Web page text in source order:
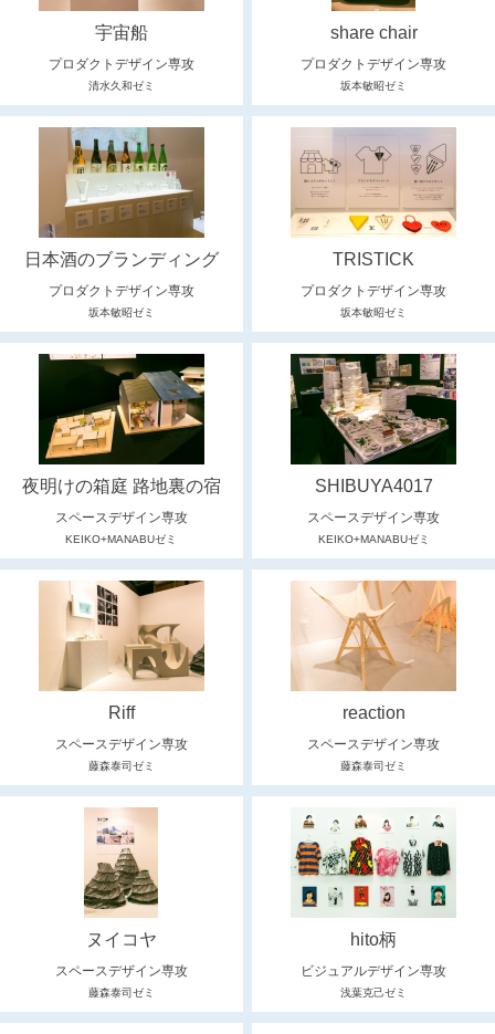
宇宙船
プロダクトデザイン専攻
清水久和ゼミ
share chair
プロダクトデザイン専攻
坂本敏昭ゼミ
日本酒のブランディング
プロダクトデザイン専攻
坂本敏昭ゼミ
TRISTICK
プロダクトデザイン専攻
坂本敏昭ゼミ
夜明けの箱庭 路地裏の宿
スペースデザイン専攻
KEIKO+MANABUゼミ
SHIBUYA4017
スペースデザイン専攻
KEIKO+MANABUゼミ
Riff
スペースデザイン専攻
藤森泰司ゼミ
reaction
スペースデザイン専攻
藤森泰司ゼミ
ヌイコヤ
スペースデザイン専攻
藤森泰司ゼミ
hito柄
ビジュアルデザイン専攻
浅葉克己ゼミ